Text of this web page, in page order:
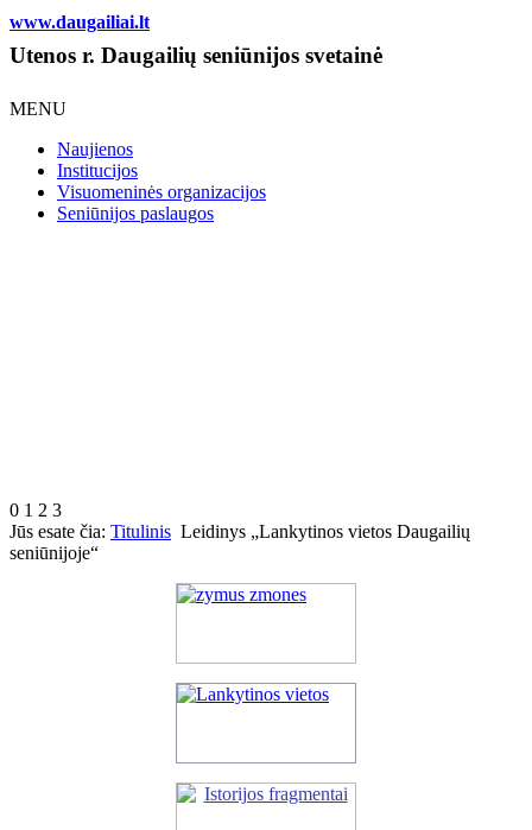
www.daugailiai.lt
Utenos r. Daugailių seniūnijos svetainė
MENU
Naujienos
Institucijos
Visuomeninės organizacijos
Seniūnijos paslaugos
0 1 2 3
Jūs esate čia: Titulinis Leidinys „Lankytinos vietos Daugailių
seniūnijoje“